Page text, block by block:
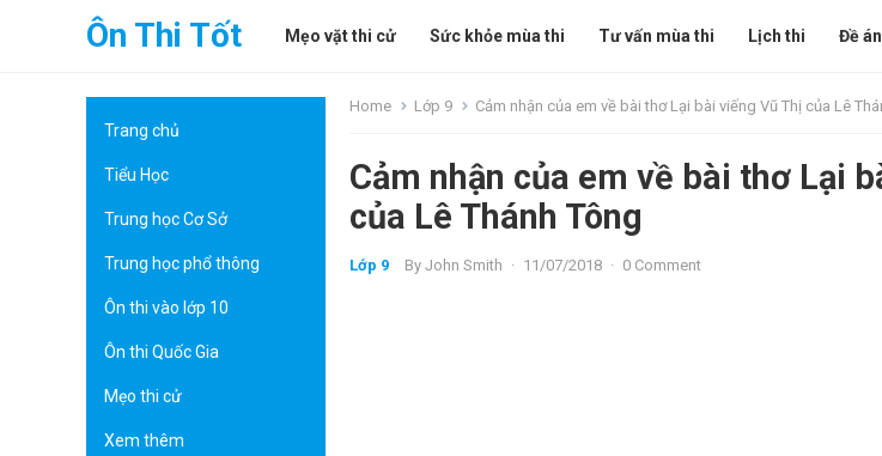
Ôn Thi Tốt Mẹo vặt thi cử Sức khỏe mùa thi Tư vấn mùa thi Lịch thi Đề
Trang chủ
Tiểu Học
Trung học Cơ Sở
Trung học phổ thông
Ôn thi vào lớp 10
Ôn thi Quốc Gia
Mẹo thi cử
Xem thêm
Home Lớp 9 Cảm nhận của em về bài thơ Lại bài viếng Vũ Thị của Lê
Cảm nhận của em về bài thơ Lại
của Lê Thánh Tông
Lớp 9 By John Smith · 11/07/2018 · 0 Comment